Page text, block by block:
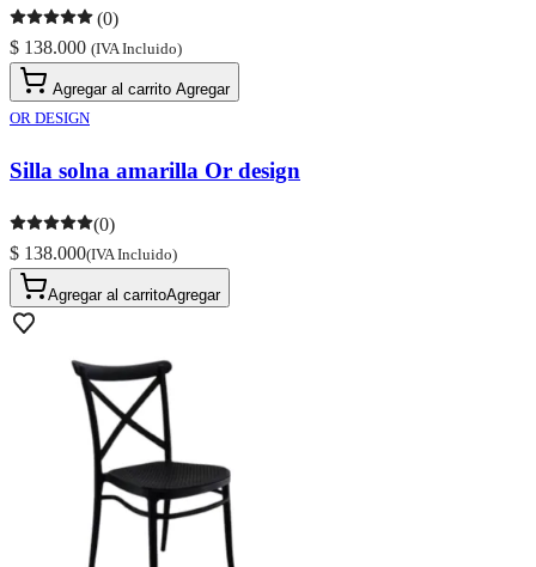
(0)
$ 138.000 (IVA Incluido)
Agregar al carrito Agregar
OR DESIGN
Silla solna amarilla Or design
(0)
$ 138.000(IVA Incluido)
Agregar al carritoAgregar